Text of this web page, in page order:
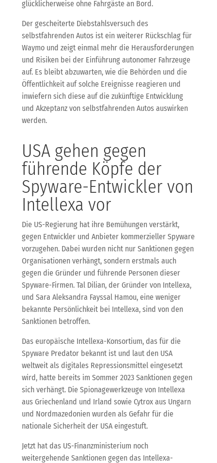
glücklicherweise ohne Fahrgäste an Bord.
Der gescheiterte Diebstahlsversuch des
selbstfahrenden Autos ist ein weiterer Rückschlag für
Waymo und zeigt einmal mehr die Herausforderungen
und Risiken bei der Einführung autonomer Fahrzeuge
auf. Es bleibt abzuwarten, wie die Behörden und die
Öffentlichkeit auf solche Ereignisse reagieren und
inwiefern sich diese auf die zukünftige Entwicklung
und Akzeptanz von selbstfahrenden Autos auswirken
werden.
USA gehen gegen
führende Köpfe der
Spyware-Entwickler von
Intellexa vor
Die US-Regierung hat ihre Bemühungen verstärkt,
gegen Entwickler und Anbieter kommerzieller Spyware
vorzugehen. Dabei wurden nicht nur Sanktionen gegen
Organisationen verhängt, sondern erstmals auch
gegen die Gründer und führende Personen dieser
Spyware-Firmen. Tal Dilian, der Gründer von Intellexa,
und Sara Aleksandra Fayssal Hamou, eine weniger
bekannte Persönlichkeit bei Intellexa, sind von den
Sanktionen betroffen.
Das europäische Intellexa-Konsortium, das für die
Spyware Predator bekannt ist und laut den USA
weltweit als digitales Repressionsmittel eingesetzt
wird, hatte bereits im Sommer 2023 Sanktionen gegen
sich verhängt. Die Spionagewerkzeuge von Intellexa
aus Griechenland und Irland sowie Cytrox aus Ungarn
und Nordmazedonien wurden als Gefahr für die
nationale Sicherheit der USA eingestuft.
Jetzt hat das US-Finanzministerium noch
weitergehende Sanktionen gegen das Intellexa-